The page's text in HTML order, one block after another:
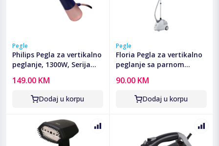
Pegle
Philips Pegla za vertikalno
peglanje, 1300W, Serija
149.00 KM
Dodaj u korpu
Pegle
Floria Pegla za vertikalno
peglanje sa parnom
ZLN3829
90.00 KM
Dodaj u korpu